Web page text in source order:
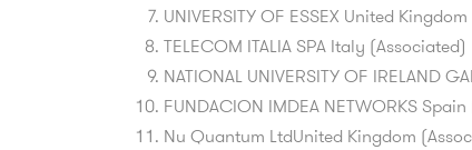
UNIVERSITY OF ESSEX United
TELECOM ITALIA SPA Italy (Associated)
NATIONAL UNIVERSITY OF IRELAND
FUNDACION IMDEA NETWORKS
Nu Quantum LtdUnited Kingdom